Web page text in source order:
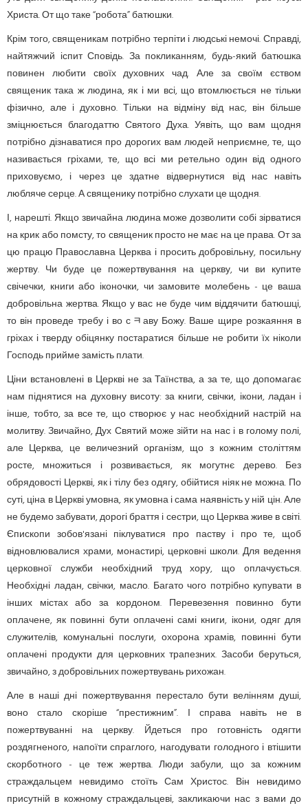
Христа. От що таке “робота” батюшки.
Крім того, священикам потрібно терпіти і людські немочі. Справді,
найтяжчий іспит Сповідь. За покликанням, будь-який батюшка
повинен любити своїх духовних чад. Але за своїм єством
священик така ж людина, як і ми всі, що втомлюється не тільки
фізично, але і духовно. Тільки на відміну від нас, він більше
зміцнюється благодаттю Святого Духа. Уявіть, що вам щодня
потрібно дізнаватися про дорогих вам людей неприємне, те, що
називається гріхами, те, що всі ми ретельно один від одного
приховуємо, і через це здатне відвернутися від нас навіть
любляче серце. А священику потрібно слухати це щодня.
І, нарешті. Якщо звичайна людина може дозволити собі зірватися
на крик або помсту, то священик просто не має на це права. От за
цю працю Православна Церква і просить добровільну, посильну
жертву. Чи буде це пожертвування на церкву, чи ви купите
свічечки, книги або іконочки, чи замовите молебень - це ваша
добровільна жертва. Якщо у вас не буде чим віддячити батюшці,
то він проведе требу і во сﾻаву Божу. Ваше щире розкаяння в
гріхах і тверду обіцянку постаратися більше не робити їх ніколи
Господь прийме замість плати.
Ціни встановлені в Церкві не за Таїнства, а за те, що допомагає
нам піднятися на духовну висоту: за книги, свічки, ікони, ладан і
інше, тобто, за все те, що створює у нас необхідний настрій на
молитву. Звичайно, Дух Святий може зійти на нас і в голому полі,
але Церква, це величезний організм, що з кожним століттям
росте, множиться і розвивається, як могутнє дерево. Без
обрядовості Церкві, як і тілу без одягу, обійтися ніяк не можна. По
суті, ціна в Церкві умовна, як умовна і сама наявність у ній цін. Але
не будемо забувати, дорогі браття і сестри, що Церква живе в світі.
Єпископи зобов'язані піклуватися про паству і про те, щоб
відновлювалися храми, монастирі, церковні школи. Для ведення
церковної служби необхідний труд хору, що оплачується.
Необхідні ладан, свічки, масло. Багато чого потрібно купувати в
інших містах або за кордоном. Перевезення повинно бути
оплачене, як повинні бути оплачені самі книги, ікони, одяг для
служителів, комунальні послуги, охорона храмів, повинні бути
оплачені продукти для церковних трапезних. Засоби беруться,
звичайно, з добровільних пожертвувань рихожан.
Але в наші дні пожертвування перестало бути велінням душі,
воно стало скоріше “престижним”. І справа навіть не в
пожертвуванні на церкву. Йдеться про готовність одягти
роздягненого, напоїти спраглого, нагодувати голодного і втішити
скорботного - це теж жертва. Люди забули, що за кожним
страждальцем невидимо стоїть Сам Христос. Він невидимо
присутній в кожному страждальцеві, закликаючи нас з вами до